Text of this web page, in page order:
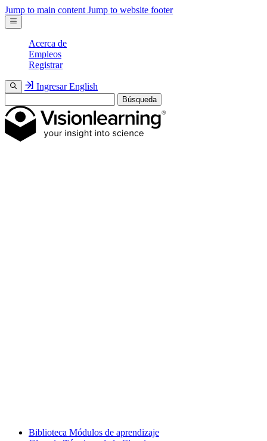
Jump to main content Jump to website footer
Acerca de
Empleos
Registrar
Ingresar English
Búsqueda
Biblioteca Módulos de aprendizaje